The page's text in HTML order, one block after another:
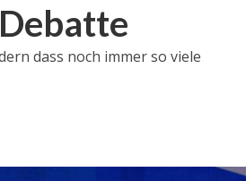
dass noch immer so viele